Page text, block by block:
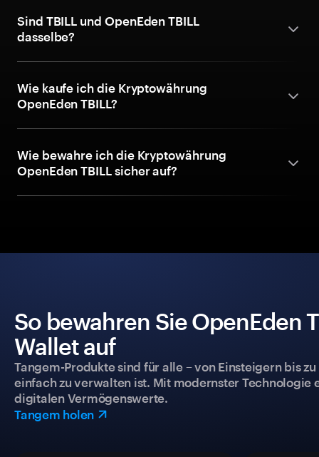
Sind TBILL und OpenEden TBILL
dasselbe?
Wie kaufe ich die Kryptowährung
OpenEden TBILL?
Wie bewahre ich die Kryptowährung
OpenEden TBILL sicher auf?
So bewahren Sie OpenEden
Wallet auf
Tangem-Produkte sind für alle – von Einsteigern bis
einfach zu verwalten ist. Mit modernster
digitalen Vermögenswerte.
Tangem holen